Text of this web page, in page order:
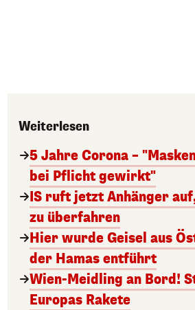
Weiterlesen
5 Jahre Corona –
bei Pflicht gewirkt"
IS ruft jetzt Anhänger
zu überfahren
Hier wurde Geisel aus
der Hamas entführt
Wien-Meidling an Bord!
Europas Rakete